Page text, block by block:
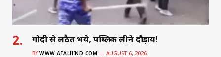
गोदी से लठैत भये, पब्लिक लीने दौड़ाय!
BY WWW.ATALHIND.COM AUGUST 6, 2026